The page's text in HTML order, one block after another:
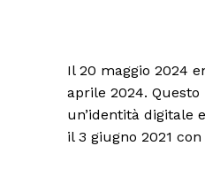
Il 20 maggio 2024
aprile 2024.
un’identità digitale
il 3 giugno 2021